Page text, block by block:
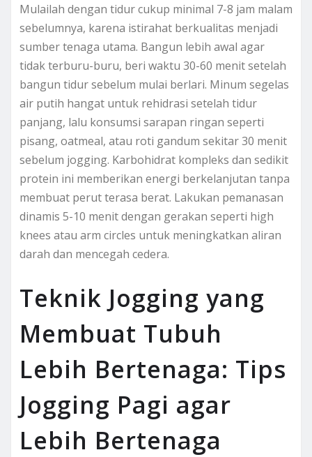
Mulailah dengan tidur cukup minimal 7-8 jam malam
sebelumnya, karena istirahat berkualitas menjadi
sumber tenaga utama. Bangun lebih awal agar
tidak terburu-buru, beri waktu 30-60 menit setelah
bangun tidur sebelum mulai berlari. Minum segelas
air putih hangat untuk rehidrasi setelah tidur
panjang, lalu konsumsi sarapan ringan seperti
pisang, oatmeal, atau roti gandum sekitar 30 menit
sebelum jogging. Karbohidrat kompleks dan sedikit
protein ini memberikan energi berkelanjutan tanpa
membuat perut terasa berat. Lakukan pemanasan
dinamis 5-10 menit dengan gerakan seperti high
knees atau arm circles untuk meningkatkan aliran
darah dan mencegah cedera.
Teknik Jogging yang
Membuat Tubuh
Lebih Bertenaga: Tips
Jogging Pagi agar
Lebih Bertenaga